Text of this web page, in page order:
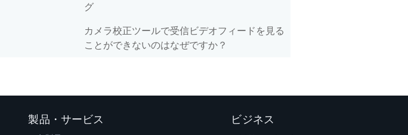
グ
カメラ校正ツールで受信ビデオフィードを見る
ことができないのはなぜですか？
製品・サービス ビジネス